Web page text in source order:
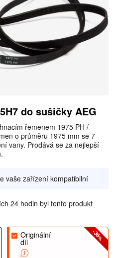
do sušičky AEG
řemenem 1975 PH /
o průměru 1975 mm se 7
vany. Prodává se za nejlepší
vaše zařízení kompatibilní
24 hodin byl tento produkt
-36
%
Originální
díl